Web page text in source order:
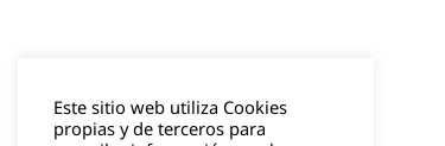
Este sitio web utiliza Cookies
propias y de terceros para